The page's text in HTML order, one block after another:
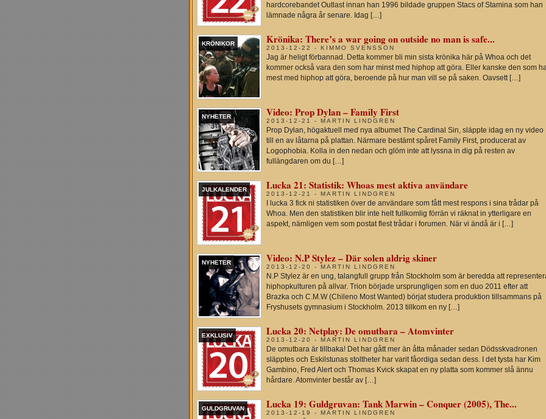
hardcorebandet Outlast innan han 1996 bildade gruppen Stacs of Stamina som han
lämnade några år senare. Idag […]
KRÖNIKOR Krönika: There’s a war going on outside no man is safe...
2013-12-22 - KIMMO SVENSSON
Jag är heligt förbannad. Detta kommer bli min sista krönika här på Whoa och det
kommer också vara den som har minst med hiphop att göra. Eller kanske den som
mest med hiphop att göra, beroende på hur man vill se på saken. Oavsett […]
NYHETER Video: Prop Dylan – Family First
2013-12-21 - MARTIN LINDGREN
Prop Dylan, högaktuell med nya albumet The Cardinal Sin, släppte idag en ny video
till en av låtarna på plattan. Närmare bestämt spåret Family First, producerat av
Logophobia. Kolla in den nedan och glöm inte att lyssna in dig på resten av
fullängdaren om du […]
JULKALENDER Lucka 21: Statistik: Whoas mest aktiva användare
2013-12-21 - MARTIN LINDGREN
I lucka 3 fick ni statistiken över de användare som fått mest respons i sina trådar på
Whoa. Men den statistiken blir inte helt fullkomlig förrän vi räknat in ytterligare en
aspekt, nämligen vem som postat flest trådar i forumen. När vi ändå är i […]
NYHETER Video: N.P Stylez – Där solen aldrig skiner
2013-12-20 - MARTIN LINDGREN
N.P Stylez är en ung, talangfull grupp från Stockholm som är beredda att
hiphopkulturen på allvar. Trion började ursprungligen som en duo 2011 efter att
Brazka och C.M.W (Chileno Most Wanted) börjat studera produktion tillsammans på
Fryshusets gymnasium i Stockholm. 2013 tillkom en ny […]
EXKLUSIV Lucka 20: Netplay: De omutbara – Atomvinter
2013-12-20 - MARTIN LINDGREN
De omutbara är tillbaka! Det har gått mer än åtta månader sedan Dödsskvadronen
släpptes och Eskilstunas stoltheter har varit fåordiga sedan dess. I det tysta har Kim
Gambino, Fred Alert och Thomas Kvick skapat en ny platta som kommer slå ännu
hårdare. Atomvinter består av […]
GULDGRUVAN Lucka 19: Guldgruvan: Tank Marwin – Conquer (2005), The...
2013-12-19 - MARTIN LINDGREN